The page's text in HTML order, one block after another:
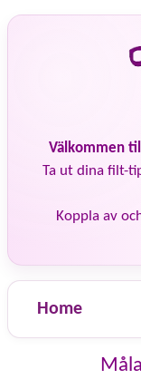
Välkommen
Ta ut dina filt-
Koppla av
Home